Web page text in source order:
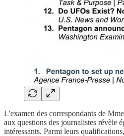
L'examen des correspondants de
aux questions des journalistes révèle
intéressants. Parmi leurs